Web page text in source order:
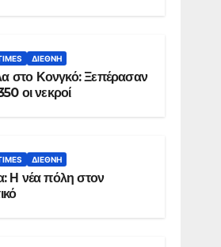
ΔΙΕΘΝΉ
στο Κονγκό: Ξεπέρασαν
οι νεκροί
ΔΙΕΘΝΉ
Η νέα πόλη στον